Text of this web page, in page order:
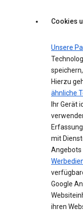
Cookies
Unsere
Hierzu
ähnliche
Ihr Gerät
mit
Angebots
Google
ihren